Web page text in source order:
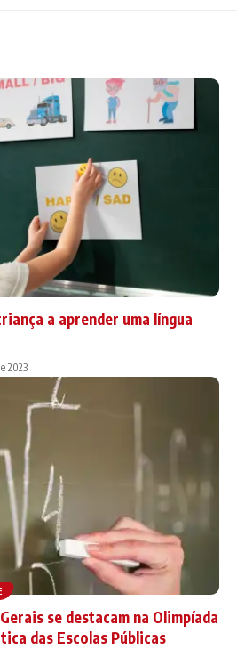
a aprender uma língua
2023
se destacam na Olimpíada
das Escolas Públicas